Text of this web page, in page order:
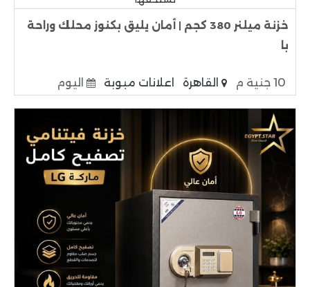
خزنة ميلنر 380 كجم | أمان يليق بكنوز محلك وراحة
با
10 جنية م القاهرة اعلانات مبوبة اليوم